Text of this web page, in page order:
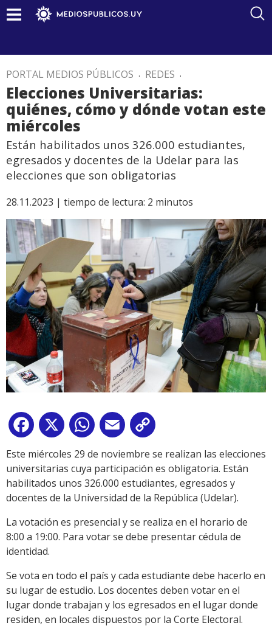
PORTAL MEDIOS PÚBLICOS . REDES .
Elecciones Universitarias:
quiénes, cómo y dónde votan este
miércoles
Están habilitados unos 326.000 estudiantes,
egresados y docentes de la Udelar para las
elecciones que son obligatorias
28.11.2023 | tiempo de lectura: 2 minutos
Facebook
X WhatsApp
Email
Link
Este miércoles 29 de noviembre se realizan las elecciones
universitarias cuya participación es obligatoria. Están
habilitados unos 326.000 estudiantes, egresados y
docentes de la Universidad de la República (Udelar).
La votación es presencial y se realiza en el horario de
8:00 a 19:00. Para votar se debe presentar cédula de
identidad.
Se vota en todo el país y cada estudiante debe hacerlo en
su lugar de estudio. Los docentes deben votar en el
lugar donde trabajan y los egresados en el lugar donde
residen, en locales dispuestos por la Corte Electoral.